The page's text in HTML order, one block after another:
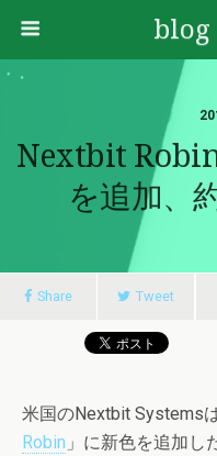
blog
Nextbit
を追加、
Share Tweet
米国のNextbit Systems
Robin 」に新色を追加し